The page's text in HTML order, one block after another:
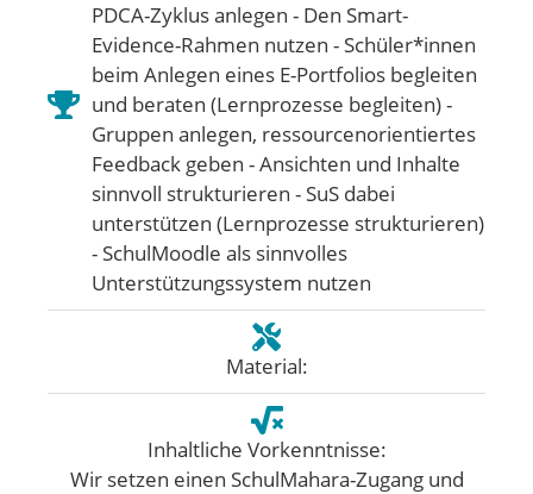
PDCA-Zyklus anlegen - Den Smart-
Evidence-Rahmen nutzen - Schüler*innen
beim Anlegen eines E-Portfolios begleiten
und beraten (Lernprozesse begleiten) -
Gruppen anlegen, ressourcenorientiertes
Feedback geben - Ansichten und Inhalte
sinnvoll strukturieren - SuS dabei
unterstützen (Lernprozesse strukturieren)
- SchulMoodle als sinnvolles
Unterstützungssystem nutzen
Material:
Inhaltliche Vorkenntnisse:
Wir setzen einen SchulMahara-Zugang und